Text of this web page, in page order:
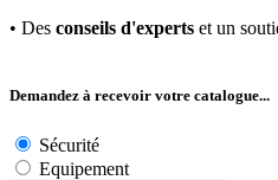
• Des conseils d'experts et un
Demandez à recevoir votre catalogue...
Sécurité
Equipement